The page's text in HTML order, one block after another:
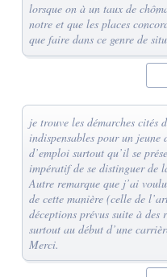
lorsque on à un taux de
notre et que les places
que faire dans ce genre de
je trouve les démarches cités
indispensables pour un jeune
d’emploi surtout qu’il se
impératif de se distinguer de
Autre remarque que j’ai
de cette manière (celle de
déceptions prévus suite à
surtout au début d’une
Merci.